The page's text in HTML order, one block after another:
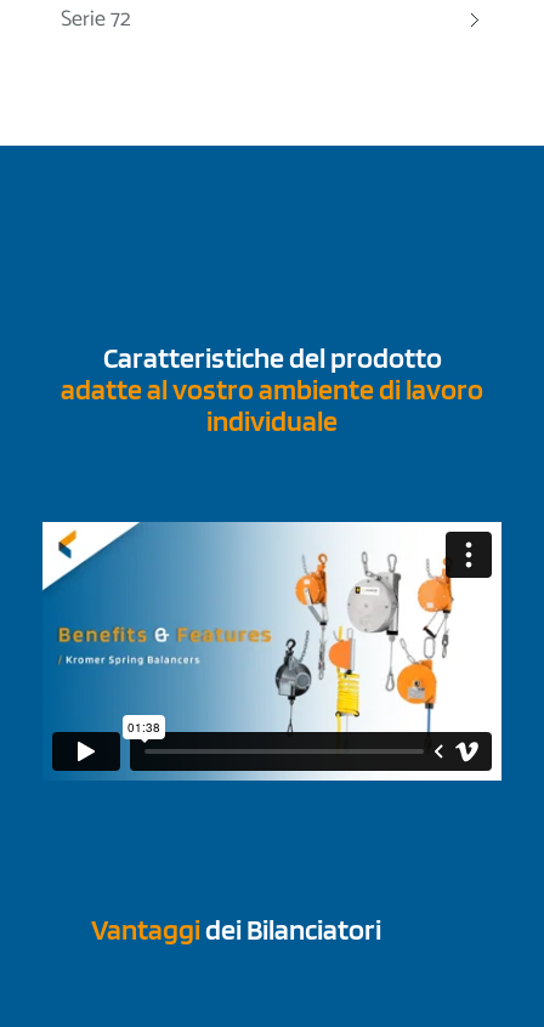
Serie 72
Caratteristiche del prodotto
adatte al vostro ambiente di lavoro
individuale
Vantaggidei Bilanciatori